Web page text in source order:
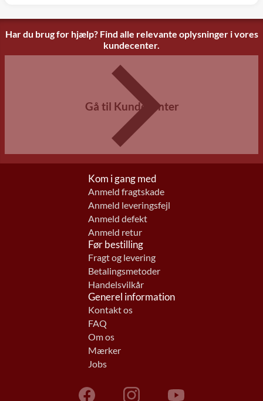
Har du brug for hjælp? Find alle relevante oplysninger i vores
kundecenter.
Gå til Kundecenter
Kom i gang med
Anmeld fragtskade
Anmeld leveringsfejl
Anmeld defekt
Anmeld retur
Før bestilling
Fragt og levering
Betalingsmetoder
Handelsvilkår
Generel information
Kontakt os
FAQ
Om os
Mærker
Jobs